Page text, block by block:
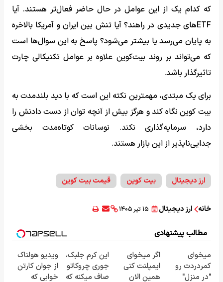
که کدام یک از این عوامل در حال حاضر فعال‌تر هستند. آیا
ETFهای جدیدی در راهند؟ آیا تنش بین ایران و آمریکا بالاخره
به پایان می‌رسد یا بیشتر می‌شود؟‌ پاسخ به این سوال‌ها است
که می‌تواند بر روند بیت‌کوین علاوه بر عوامل تکنیکالی چارت
تاثیرگذار باشد.
برای یک مبتدی، مهمترین نکته این است که با دید بلندمدت به
بیت کوین نگاه کند و هرگز بیش از آنچه توان از دست دادنش را
دارد، سرمایه‌گذاری نکند. نوسانات کوتاه‌مدت بخشی
جدایی‌ناپذیر از این بازار هستند.
ارز دیجیتال بیت کوین قیمت بیت کوین
خانه ارز دیجیتال ۱۵ تیر ۱۴۰۵
مطالب پیشنهادی
میخوای
کمردردت رو
"در منزل"
اگر میخوای
ایمپلنت کنی
همین الان
این کرم جلبک،
جوری چروکاتو
صاف میکنه که
ویدیو هولناک
از جوان کارتن
خوابی که